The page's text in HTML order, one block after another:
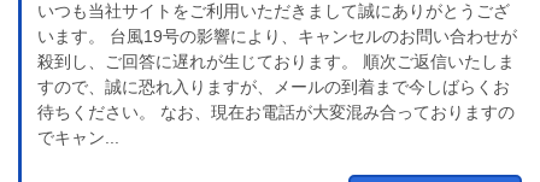
いつも当社サイトをご利用いただきまして誠にありがとうござ
います。 台風19号の影響により、キャンセルのお問い合わせが
殺到し、ご回答に遅れが生じております。 順次ご返信いたしま
すので、誠に恐れ入りますが、メールの到着まで今しばらくお
待ちください。 なお、現在お電話が大変混み合っておりますの
でキャン...